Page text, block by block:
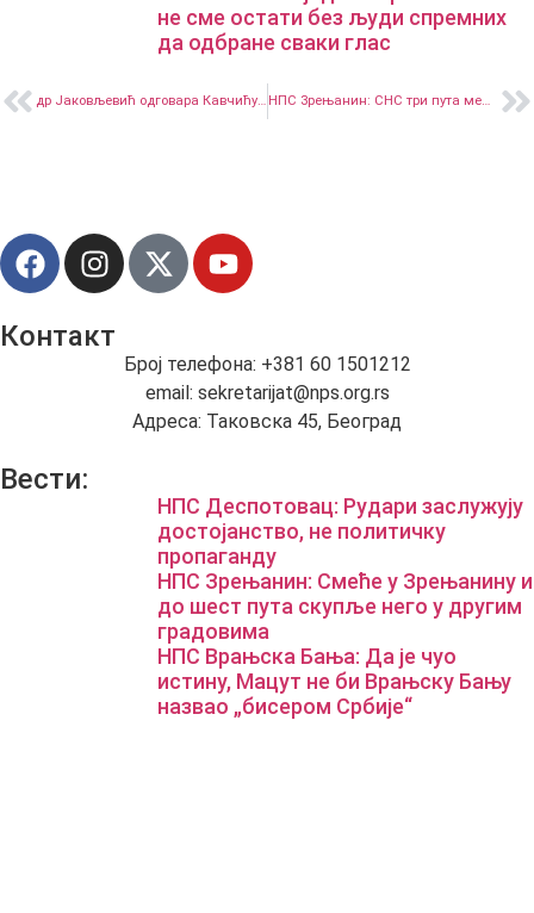
не сме остати без људи спремних
да одбране сваки глас
др Јаковљевић одговара Кавчићу: Ревизија бирачког списка није тема за скупљање политичких поена, захтев за расписивање избора већ поднет НПС Зрењанин: СНС три пута мењала извођаче да би нас опет оставила без капи безбедне воде
Контакт
Број телефона: +381 60 1501212
email: sekretarijat@nps.org.rs
Адреса: Таковска 45, Београд
Вести:
НПС Деспотовац: Рудари заслужују
достојанство, не политичку
пропаганду
НПС Зрењанин: Смеће у Зрењанину и
до шест пута скупље него у другим
градовима
НПС Врањска Бања: Да је чуо
истину, Мацут не би Врањску Бању
назвао „бисером Србије“